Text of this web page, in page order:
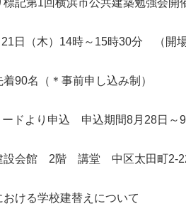
記第1回横浜市公共建築勉強会開
日（木）14時～15時30分 （開場
名（＊事前申し込み制）
ドより申込 申込期間8月28日～9
設会館 2階 講堂 中区太田町2-
ける学校建替えについて